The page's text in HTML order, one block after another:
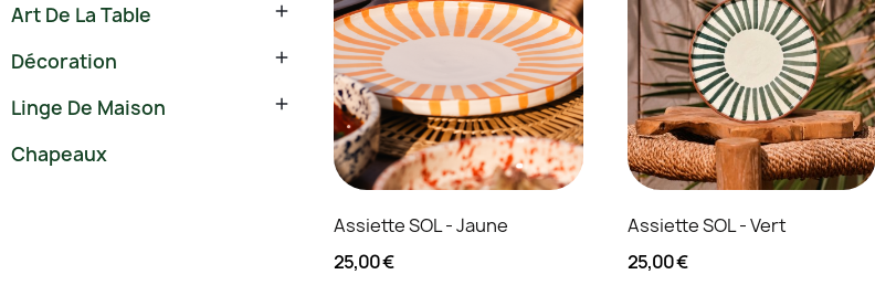
Art De La Table

Décoration 
Linge De Maison 
Chapeaux
Assiette SOL - Jaune
25,00 €
Assiette SOL - Vert
25,00 €